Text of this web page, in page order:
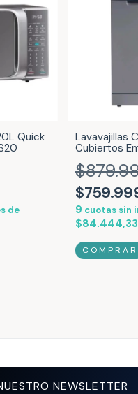
Quick
de
Lavavajillas
Cubiertos
Inverter
Inox
9 cuotas sin
$84.444,33
NEWSLETTER